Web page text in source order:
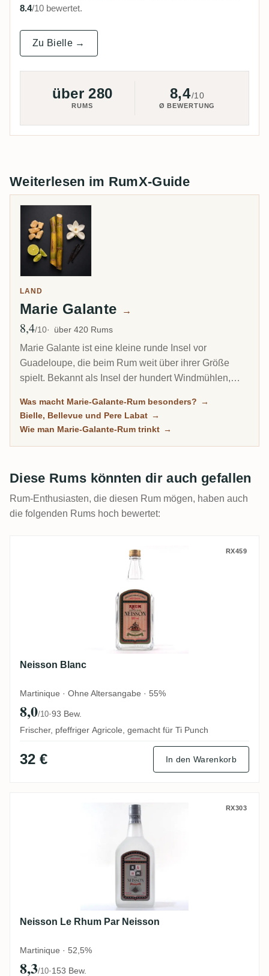
8.4/10 bewertet.
Zu Bielle →
über 280
RUMS
8,4/10
Ø BEWERTUNG
Weiterlesen im RumX-Guide
LAND
Marie Galante →
Ø Bewertung
8,4/10 über 420 Rums
Marie Galante ist eine kleine runde Insel vor
Guadeloupe, die beim Rum weit über ihrer Größe
spielt. Bekannt als Insel der hundert Windmühlen,
mit 59 Prozent und mehr abgefüllt, aus drei aktiven
Brennereien. Für Agricole-Liebhaber ist sie eine der
Was macht Marie-Galante-Rum besonders? →
Bielle, Bellevue und Pere Labat →
Wie man Marie-Galante-Rum trinkt →
Diese Rums könnten dir auch gefallen
Rum-Enthusiasten, die diesen Rum mögen, haben auch
die folgenden Rums hoch bewertet:
RX459
Neisson Blanc
Martinique · Ohne Altersangabe · 55%
8,0/10·93 Bew.
Frischer, pfeffriger Agricole, gemacht für Ti Punch
32 € In den Warenkorb
Neisson Le Rhum Par Neisson RX303
Neisson Le Rhum Par Neisson
Martinique · 52,5%
8,3/10·153 Bew.